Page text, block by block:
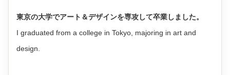
東京の大学でアート＆デザインを専攻して卒業しました。
I graduated from a college in Tokyo, majoring in art and
design.